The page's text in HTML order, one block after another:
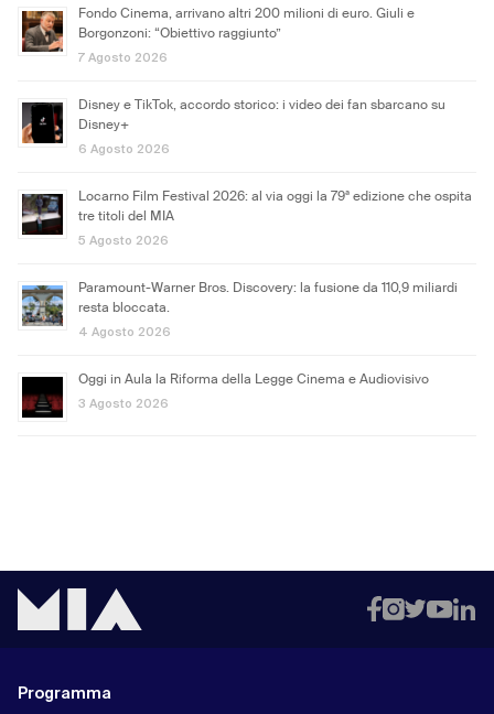
Fondo Cinema, arrivano altri 200 milioni di euro. Giuli e
Borgonzoni: “Obiettivo raggiunto”
7 Agosto 2026
Disney e TikTok, accordo storico: i video dei fan sbarcano su
Disney+
6 Agosto 2026
Locarno Film Festival 2026: al via oggi la 79ª edizione che ospita
tre titoli del MIA
5 Agosto 2026
Paramount-Warner Bros. Discovery: la fusione da 110,9 miliardi
resta bloccata.
4 Agosto 2026
Oggi in Aula la Riforma della Legge Cinema e Audiovisivo
3 Agosto 2026
Programma